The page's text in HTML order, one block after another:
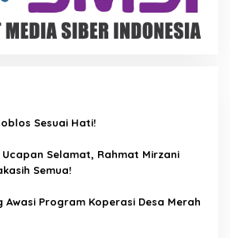
Sesuai Hati!
Selamat, Rahmat Mirzani
Semua!
Awasi Program Koperasi Desa Merah